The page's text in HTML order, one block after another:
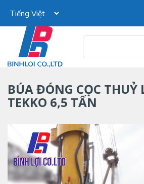
BÚA ĐÓNG CỌC THUỶ
TEKKO 6,5 TẤN